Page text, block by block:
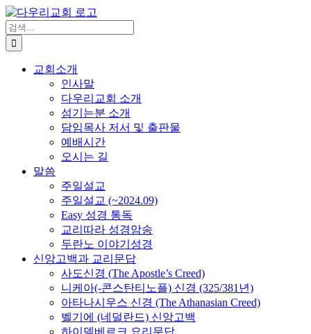
Skip
to
content
검
색
...
교회소개
인사말
다우리교회 소개
섬기는분 소개
담임목사 저서 및 출판물
예배시간
오시는 길
말씀
주일설교
주일설교 (~2024.09)
Easy 성경 통독
교리따라 성경암송
두란노 이야기성경
신앙고백과 교리문답
사도신경 (The Apostle’s Creed)
니케아(-콘스탄티노플) 신경 (325/381년)
아타나시우스 신경 (The Athanasian Creed)
벨기에 (네덜란드) 신앙고백
하이델베르크 요리문답